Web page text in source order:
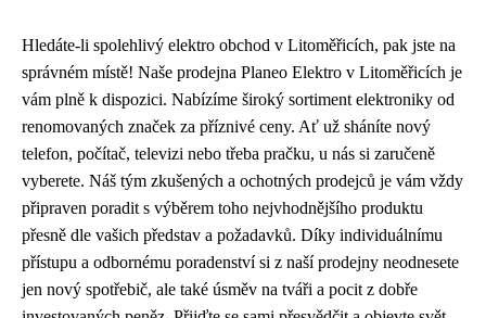
Hledáte-li spolehlivý elektro obchod v Litoměřicích, pak jste na
správném místě! Naše prodejna Planeo Elektro v Litoměřicích je
vám plně k dispozici. Nabízíme široký sortiment elektroniky od
renomovaných značek za příznivé ceny. Ať už sháníte nový
telefon, počítač, televizi nebo třeba pračku, u nás si zaručeně
vyberete. Náš tým zkušených a ochotných prodejců je vám vždy
připraven poradit s výběrem toho nejvhodnějšího produktu
přesně dle vašich představ a požadavků. Díky individuálnímu
přístupu a odbornému poradenství si z naší prodejny neodnesete
jen nový spotřebič, ale také úsměv na tváři a pocit z dobře